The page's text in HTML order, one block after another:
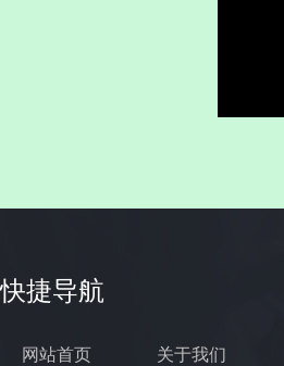
快捷导航
网站首页 关于我们